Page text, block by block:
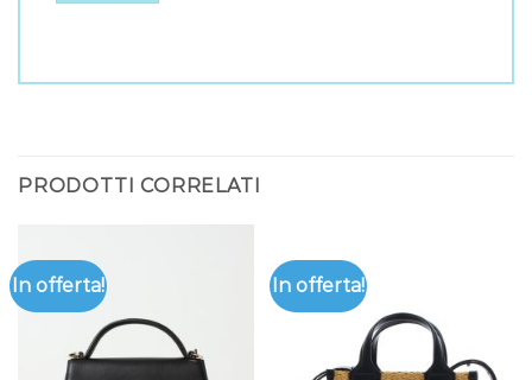
PRODOTTI CORRELATI
In offerta! In offerta!